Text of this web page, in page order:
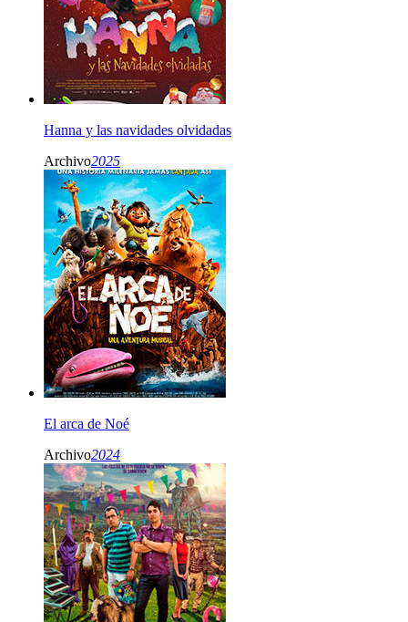
Hanna y las navidades olvidadas
Archivo2025
El arca de Noé
Archivo2024